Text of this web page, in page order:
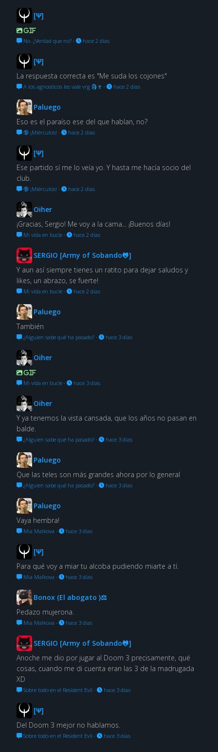
[Ψ]
GIF
No. ¿Verdad que no?· hace 2 días
[Ψ]
La respuesta correcta es "Me suda los cojones"
A los agnosticos les vale vrg 🗿🍷 · hace 2 días
Paluego
Eso es el paraíso ese del que hablan, no?
🔞 ¡Miérculos! · hace 2 días
[Ψ]
Ese partido sí me lo veía yo. Y hasta me hacía socio del
club.
🔞 ¡Miérculos! · hace 2 días
Oiher
¡Gracias, Sergio! Me voy a la cama... ¡Buenos días!
Mi vida en bucle· hace 2 días
SERGIO [Army of Sobando🐸]
Y aun así siempre tienes un ratito para dejar saludos y
likes, un abrazo, se fuerte!
Mi vida en bucle· hace 2 días
Paluego
También
¿Alguien sabe qué ha pasado?· hace 3 días
Oiher
GIF
Mi vida en bucle· hace 3 días
Oiher
Y ya tenemos la vista cansada, que los años no pasan en
balde.
¿Alguien sabe qué ha pasado?· hace 3 días
Paluego
Que las teles son más grandes ahora por lo general
¿Alguien sabe qué ha pasado?· hace 3 días
Paluego
Vaya hembra!
Mia Malkova · hace 3 días
[Ψ]
Para qué voy a miar tu alcoba pudiendo miarte a tí.
Mia Malkova · hace 3 días
Bonox (El abogato )⚖
Pedazo mujerona.
Mia Malkova · hace 3 días
SERGIO [Army of Sobando🐸]
Anoche me dio por jugar al Doom 3 precisamente, qué
cosas, cuando me di cuenta eran las 3 de la madrugada
XD
Sobre todo en el Resident Evil · hace 3 días
[Ψ]
Del Doom 3 mejor no hablamos.
Sobre todo en el Resident Evil · hace 3 días